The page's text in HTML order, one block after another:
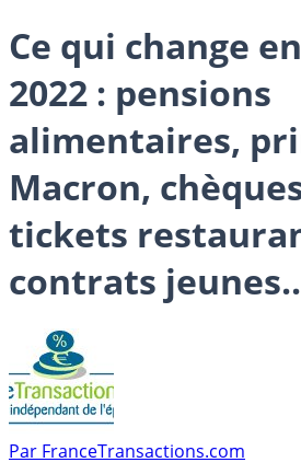
Ce qui change
2022 : pensions
alimentaires,
Macron,
tickets
contrats
Par FranceTransactions.com